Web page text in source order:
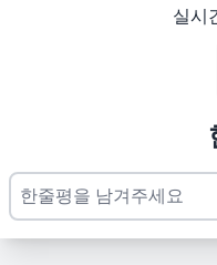
실시